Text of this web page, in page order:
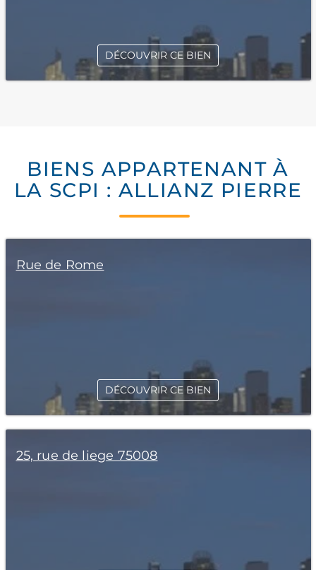
DÉCOUVRIR CE BIEN
BIENS APPARTENANT À
LA SCPI : ALLIANZ PIERRE
Rue de Rome
DÉCOUVRIR CE BIEN
25, rue de liege 75008